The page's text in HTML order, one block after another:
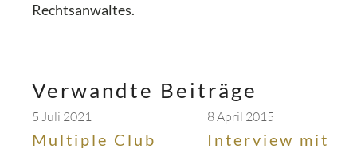
Rechtsanwaltes.
Verwandte Beiträge
5 Juli 2021
Multiple Club
8 April 2015
Interview mit